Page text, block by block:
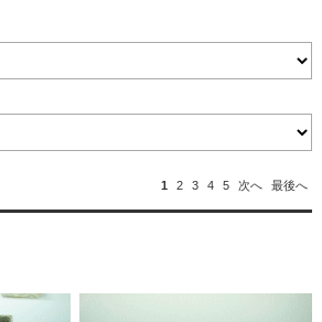
1 2 3 4 5 次へ 最後へ